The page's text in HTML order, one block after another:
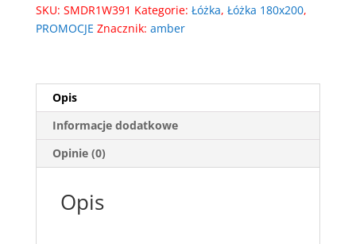
SKU: SMDR1W391 Kategorie: Łóżka, Łóżka 180x200,
PROMOCJE Znacznik: amber
Opis
Informacje dodatkowe
Opinie (0)
Opis